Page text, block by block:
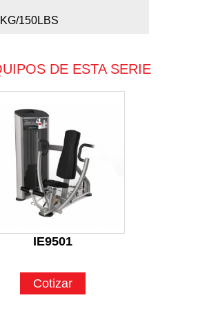
150LBS
DE ESTA SERIE
IE9501
Cotizar